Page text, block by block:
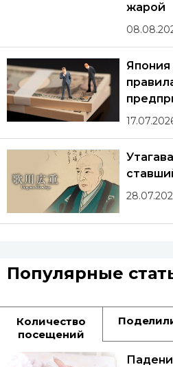
жарой
Популярные
Количество
посещений